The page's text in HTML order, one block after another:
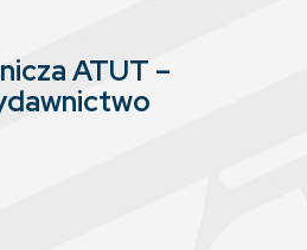
ATUT –